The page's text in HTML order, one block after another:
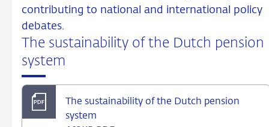
contributing to national and international policy
debates.
The sustainability of the Dutch pension
system
The sustainability of the Dutch pension
system